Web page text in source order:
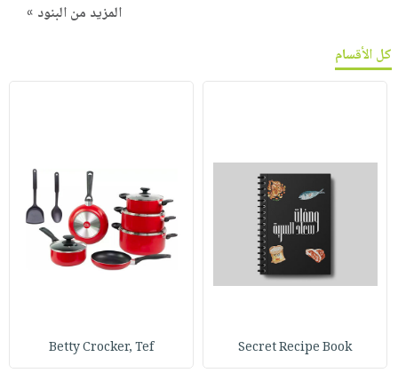
المزيد من البنود »
كل الأقسام
Secret Recipe Book
Betty Crocker, Tef